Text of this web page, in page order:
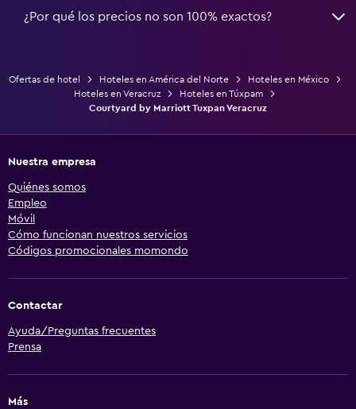
¿Por qué los precios no son 100% exactos?
Ofertas de hotel Hoteles en América del Norte
Hoteles en México
Hoteles en Veracruz
Hoteles en Túxpam
Courtyard by Marriott Tuxpan Veracruz
Nuestra empresa
Quiénes somos
Empleo
Móvil
Cómo funcionan nuestros servicios
Códigos promocionales momondo
Contactar
Ayuda/Preguntas frecuentes
Prensa
Más